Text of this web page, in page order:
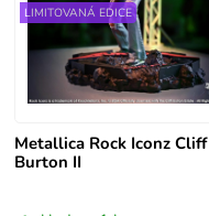
Metallica Rock Iconz Cliff
Burton II
LIMITOVANÁ EDICE